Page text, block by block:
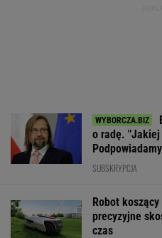
o radę. "Jakiej
Podpowiadamy
SUBSKRYPCJA
Robot
precyzyjne
czas